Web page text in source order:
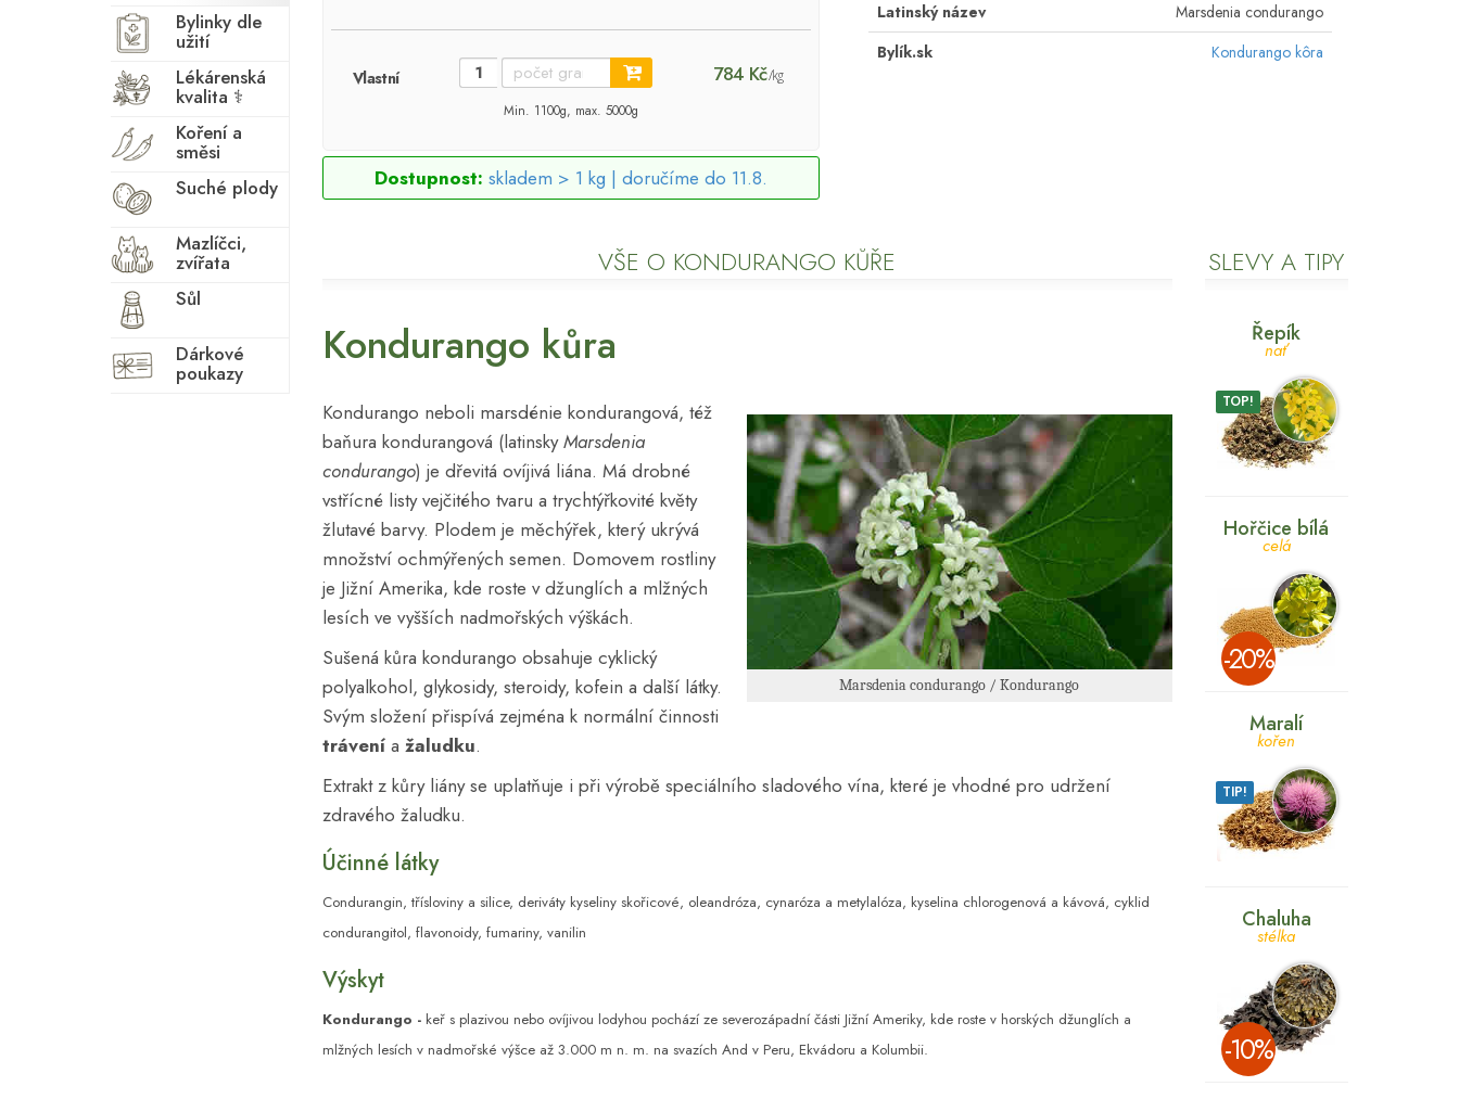
Bylinky dle
užití
Lékárenská
kvalita ⚕
Koření a
směsi
Suché plody
Mazlíčci,
zvířata
Sůl
Dárkové
poukazy
Vlastní 784 Kč/kg
Min. 1100g, max. 5000g
Dostupnost: skladem > 1 kg | doručíme do 11.8.
Latinský název
Marsdenia condurango
Bylík.sk
Kondurango kôra
VŠE O KONDURANGO KŮŘE
Kondurango kůra
Marsdenia condurango / Kondurango
Kondurango neboli marsdénie kondurangová, též
baňura kondurangová (latinskyMarsdenia
condurango) je dřevitá ovíjivá liána. Má drobné
vstřícné listy vejčitého tvaru a trychtýřkovité květy
žlutavé barvy. Plodem je měchýřek, který ukrývá
množství ochmýřených semen. Domovem rostliny
je Jižní Amerika, kde roste v džunglích a mlžných
lesích ve vyšších nadmořských výškách.
Sušená kůra kondurango obsahuje cyklický
polyalkohol, glykosidy, steroidy, kofein a další látky.
Svým složení přispívá zejména k normální činnosti
trávení a žaludku.
Extrakt z kůry liány se uplatňuje i při výrobě speciálního sladového vína, které je vhodné pro udržení
zdravého žaludku.
Účinné látky
Condurangin, třísloviny a silice, deriváty kyseliny skořicové, oleandróza, cynaróza a metylalóza, kyselina chlorogenová a kávová, cyklid
condurangitol, flavonoidy, fumariny, vanilin
Výskyt
Kondurango - keř s plazivou nebo ovíjivou lodyhou pochází ze severozápadní části Jižní Ameriky, kde roste v horských džunglích a
mlžných lesích v nadmořské výšce až 3.000 m n. m. na svazích And v Peru, Ekvádoru a Kolumbii.
SLEVY A TIPY
Řepík
nať
TOP!
Hořčice bílá
celá
­-20%
Maralí
kořen
TIP!
Chaluha
stélka
­-10%